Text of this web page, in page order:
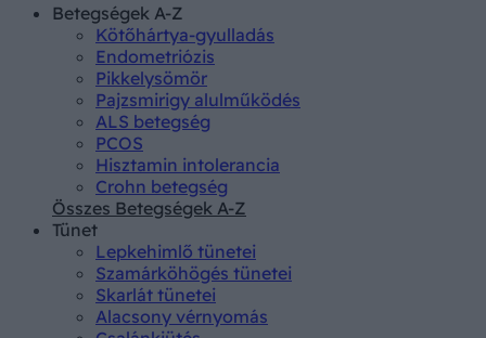
Betegségek A-Z
Kötőhártya-gyulladás
Endometriózis
Pikkelysömör
Pajzsmirigy alulműködés
ALS betegség
PCOS
Hisztamin intolerancia
Crohn betegség
Összes Betegségek A-Z
Tünet
Lepkehimlő tünetei
Szamárköhögés tünetei
Skarlát tünetei
Alacsony vérnyomás